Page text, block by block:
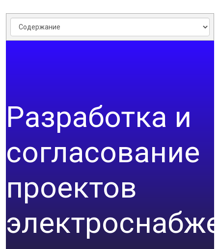
Разработка и
согласование
проектов